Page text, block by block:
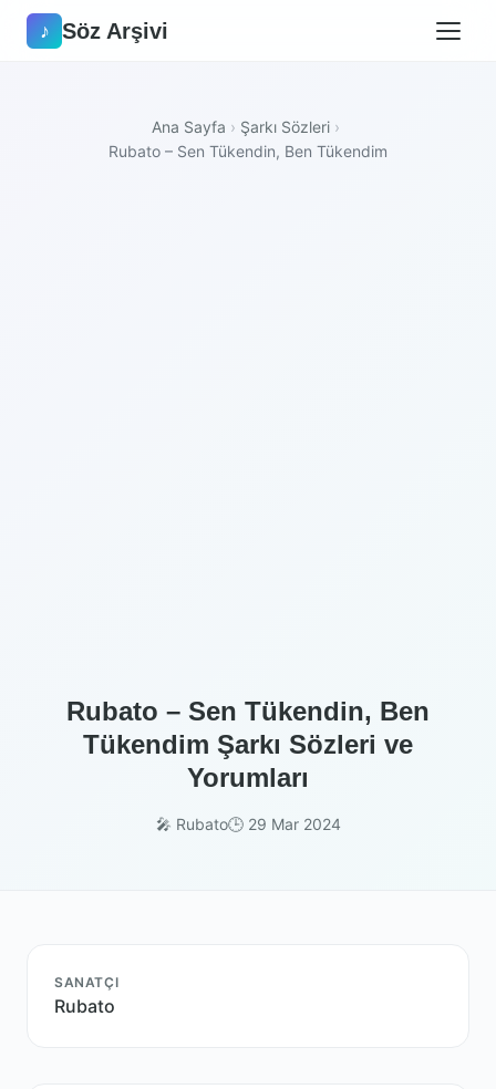
♪ Söz Arşivi
Ana Sayfa › Şarkı Sözleri ›
Rubato – Sen Tükendin, Ben Tükendim
Rubato – Sen Tükendin, Ben
Tükendim Şarkı Sözleri ve
Yorumları
🎤 Rubato🕒 29 Mar 2024
SANATÇI
Rubato